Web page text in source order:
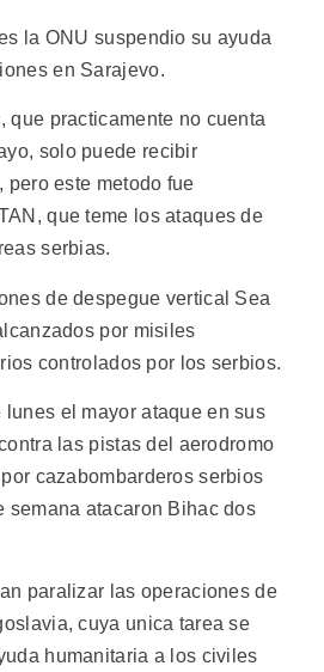
la ONU suspendio su ayuda
en Sarajevo.
que practicamente no cuenta
solo puede recibir
pero este metodo fue
que teme los ataques de
serbias.
de despegue vertical Sea
por misiles
controlados por los serbios.
lunes el mayor ataque en sus
las pistas del aerodromo
cazabombarderos serbios
semana atacaron Bihac dos
paralizar las operaciones de
cuya unica tarea se
humanitaria a los civiles